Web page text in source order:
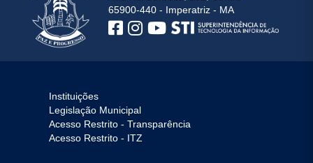
65900-440 - Imperatriz - MA
Instituições
Legislação Municipal
Acesso Restrito - Transparência
Acesso Restrito - ITZ